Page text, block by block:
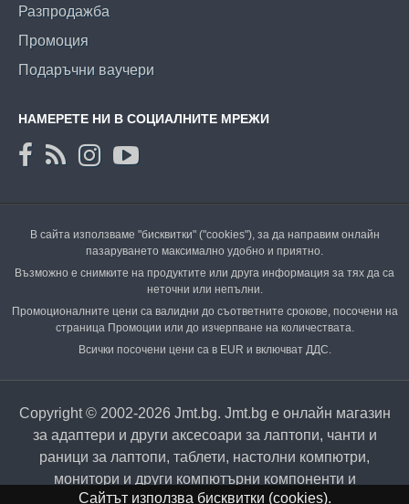
Разпродажба
Промоция
Подаръчни ваучери
НАМЕРЕТЕ НИ В СОЦИАЛНИТЕ МРЕЖИ
В сайта използваме "бисквитки" ("cookies"), за да направим онлайн
пазаруването максимално удобно и приятно.
Възможно е снимките на продуктите или друга информация за тях да са
неточни или непълни.
Промоционалните цени са валидни до съответните срокове, посочени на
страница Промоции или до изчерпване на количествата.
Всички посочени цени са в EUR и включват ДДС.
Copyright © 2002-2026 Jmt.bg. Jmt.bg е онлайн магазин
за адаптери и други аксесоари за лаптопи, чанти и
раници за лаптопи, таблети, настолни компютри,
монитори и други компютърни компоненти и
Сайтът използва бисквитки (cookies).